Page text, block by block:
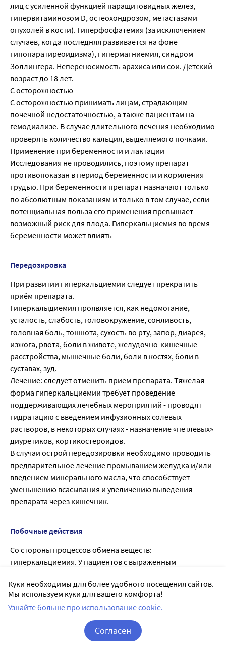
лиц с усиленной функцией паращитовидных желез,
гипервитаминозом D, остеохондрозом, метастазами
опухолей в кости). Гиперфосфатемия (за исключением
случаев, когда последняя развивается на фоне
гипопаратиреоидизма), гипермагниемия, синдром
Золлингера. Непереносимость арахиса или сои. Детский
возраст до 18 лет.
С осторожностью
С осторожностью принимать лицам, страдающим
почечной недостаточностью, а также пациентам на
гемодиализе. В случае длительного лечения необходимо
проверять количество кальция, выделяемого почками.
Применение при беременности и лактации
Исследования не проводились, поэтому препарат
противопоказан в период беременности и кормления
грудью. При беременности препарат назначают только
по абсолютным показаниям и только в том случае, если
потенциальная польза его применения превышает
возможный риск для плода. Гиперкальциемия во время
беременности может влиять
Передозировка
При развитии гиперкальциемии следует прекратить
приём препарата.
Гиперкалыдиемия проявляется, как недомогание,
усталость, слабость, головокружение, сонливость,
головная боль, тошнота, сухость во рту, запор, диарея,
изжога, рвота, боли в животе, желудочно-кишечные
расстройства, мышечные боли, боли в костях, боли в
суставах, зуд.
Лечение: следует отменить прием препарата. Тяжелая
форма гиперкальциемии требует проведение
поддерживающих лечебных мероприятий - проводят
гидратацию с введением инфузионных солевых
растворов, в некоторых случаях - назначение «петлевых»
диуретиков, кортикостероидов.
В случаи острой передозировки необходимо проводить
предварительное лечение промыванием желудка и/или
введением минерального масла, что способствует
уменьшению всасывания и увеличению выведения
препарата через кишечник.
Побочные действия
Со стороны процессов обмена веществ:
гиперкальциемия. У пациентов с выраженным
гиперфосфатемии.
Со стороны пищеварительной системы: запор, диарея.
Мочевыделительная система: нефрокальциноз.
Аллергические реакции: зуд, сыпь, крапивница.
Куки необходимы для более удобного посещения сайтов.
Мы используем куки для вашего комфорта!
Узнайте больше про использование cookie.
Согласен